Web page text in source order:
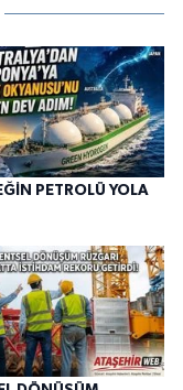
PETROLÜ YOLA